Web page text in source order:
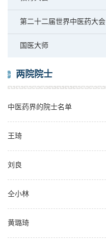
第二十二届世界中医药大会
国医大师
两院院士
中医药界的院士名单
王琦
刘良
仝小林
黄璐琦